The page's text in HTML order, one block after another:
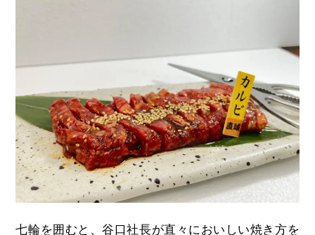
七輪を囲むと、谷口社長が直々においしい焼き方を